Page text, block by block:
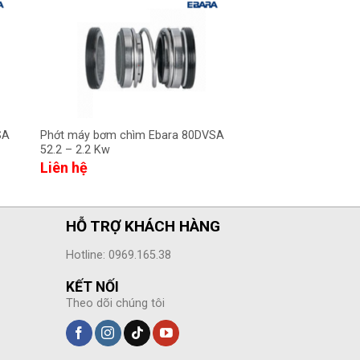
Phớt máy bơm chìm Ebara 80DVSA
52.2 – 2.2 Kw
Liên hệ
HỖ TRỢ KHÁCH HÀNG
Hotline: 0969.165.38
KẾT NỐI
Theo dõi chúng tôi